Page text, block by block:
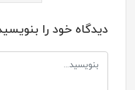
دیدگاه خود را